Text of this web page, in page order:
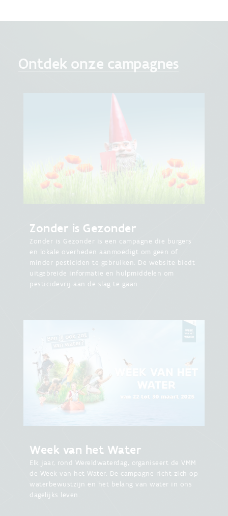
Ontdek onze campagnes
Zonder is Gezonder
Zonder is Gezonder is een campagne die burgers
en lokale overheden aanmoedigt om geen of
minder pesticiden te gebruiken. De website biedt
uitgebreide informatie en hulpmiddelen om
pesticidevrij aan de slag te gaan.
Week van het Water
Elk jaar, rond Wereldwaterdag, organiseert de VMM
de Week van het Water. De campagne richt zich op
waterbewustzijn en het belang van water in ons
dagelijks leven.